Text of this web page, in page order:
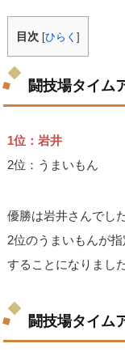
目次 [ひらく]
闘技場タイム
1位：岩井
2位：うまいもん
優勝は岩井さんでし
2位のうまいもんが
することになりました
闘技場タイム